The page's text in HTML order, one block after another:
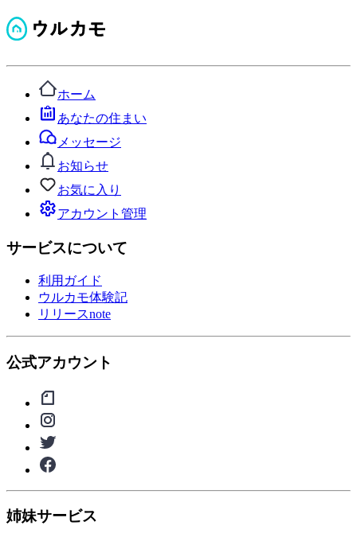
ホーム
あなたの住まい
メッセージ
お知らせ
お気に入り
アカウント管理
サービスについて
利用ガイド
ウルカモ体験記
リリースnote
公式アカウント
姉妹サービス